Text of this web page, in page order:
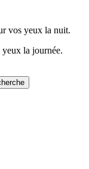
vos yeux la nuit.
yeux la journée.